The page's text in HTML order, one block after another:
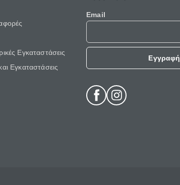
Εγκαταστάσεις
Εγκαταστάσεις
Email
Εγγραφή